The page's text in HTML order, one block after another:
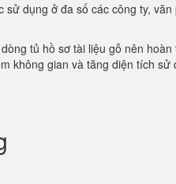
sử dụng ở đa số các công ty,
tủ hồ sơ tài liệu gỗ nên
không gian và tăng diện tích sử